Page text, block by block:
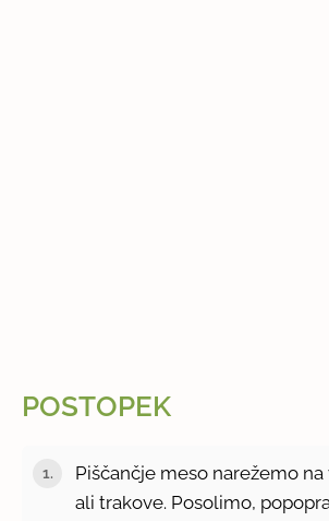
POSTOPEK
Piščančje meso narežemo
ali trakove. Posolimo,